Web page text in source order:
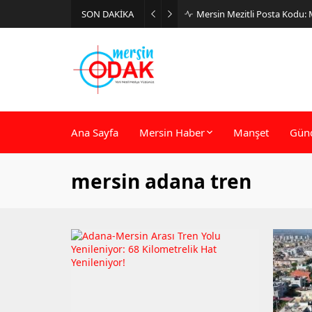
SON DAKİKA Mersin Mezitli Posta Kodu:
Ana Sayfa Mersin Haber Manşet
mersin adana tren